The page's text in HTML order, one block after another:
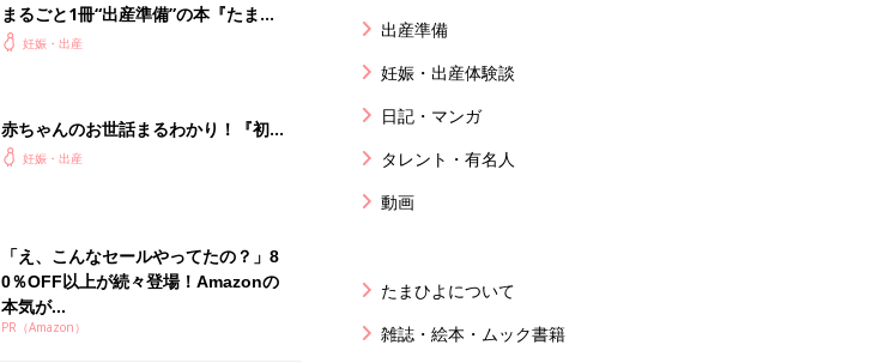
まるごと1冊“出産準備”の本『たまご
クラブ 夏号』〈スペシャル大特集〉
妊娠・出産
赤ちゃんのお世話まるわかり！『初め
てのひよこクラブ 夏号』〈巻頭大特
妊娠・出産
「え、こんなセールやってたの？」8
0％OFF以上が続々登場！Amazonの
本気が...
PR（Amazon）
出産準備
妊娠・出産体験談
日記・マンガ
タレント・有名人
動画
たまひよについて
雑誌・絵本・ムック書籍